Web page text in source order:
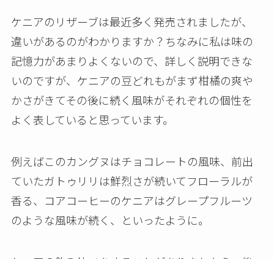
ケニアのリザーブは最近多く発売されましたが、
違いがあるのがわかりますか？ちなみに私は味の
記憶力があまりよくないので、詳しく説明できな
いのですが、ケニアの豆どれもがまず柑橘の爽や
かさがきてその後に続く風味がそれぞれの個性を
よく表していると思っています。
例えばこのカングヌはチョコレートの風味、前出
ていたガトゥリリは鮮烈さが続いてフローラルが
香る、コアコーヒーのケニアはグレープフルーツ
のような風味が続く、といったように。